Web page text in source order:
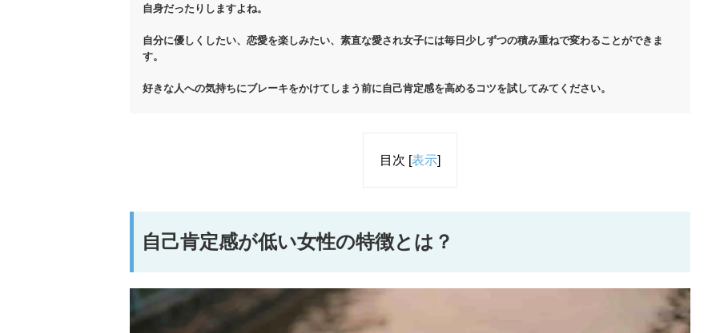
自身だったりしますよね。
自分に優しくしたい、恋愛を楽しみたい、素直な愛され女子には毎日少しずつの積み重ねで変わることができま
す。
好きな人への気持ちにブレーキをかけてしまう前に自己肯定感を高めるコツを試してみてください。
目次 [表示]
自己肯定感が低い女性の特徴とは？